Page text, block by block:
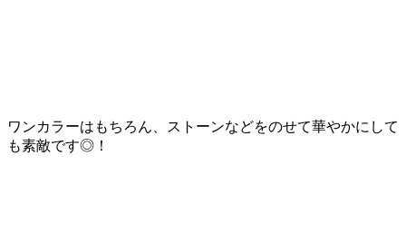
ワンカラーはもちろん、ストーンなどをのせて華やかにして
も素敵です◎！